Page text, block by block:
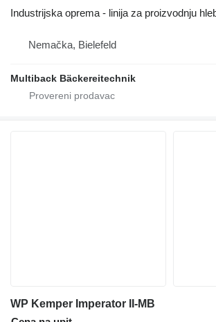
Industrijska oprema - linija za proizvodnju
Nemačka, Bielefeld
Multiback Bäckereitechnik
WP Kemper Imperator II-MB